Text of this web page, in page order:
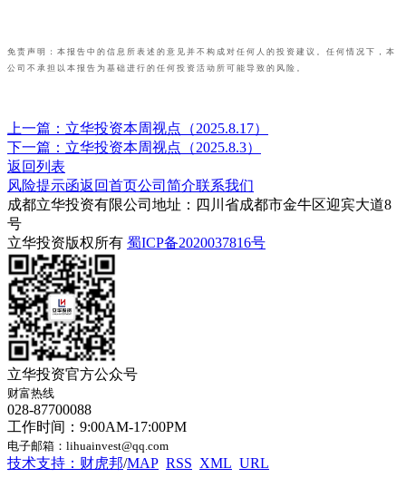
免责声明：本报告中的信息所表述的意见并不构成对任何人的投资建议。任何情况下，本
公司不承担以本报告为基础进行的任何投资活动所可能导致的风险。
上一篇：立华投资本周视点（2025.8.17）
下一篇：立华投资本周视点（2025.8.3）
返回列表
风险提示函返回首页公司简介联系我们
成都立华投资有限公司 地址：四川省成都市金牛区迎宾大道8
号
立华投资版权所有 蜀ICP备2020037816号
立华投资官方公众号
财富热线
028-87700088
工作时间：9:00AM-17:00PM
电子邮箱：lihuainvest@qq.com
技术支持：财虎邦/MAP RSS XML URL